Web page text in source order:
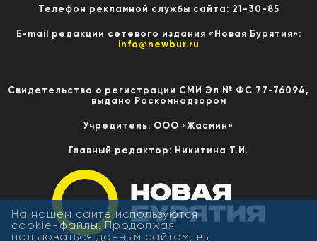
Телефон рекламной службы сайта: 21-30-85
E-mail редакции сетевого издания «Новая Бурятия»:
info@newbur.ru
Свидетельство о регистрации СМИ Эл № ФС 77-76094,
выдано Роскомнадзором
Учредитель: ООО «Жасмин»
Главный редактор: Никитина Т.И.
На нашем сайте используются
cookie-файлы. Продолжая
пользоваться данным сайтом, вы